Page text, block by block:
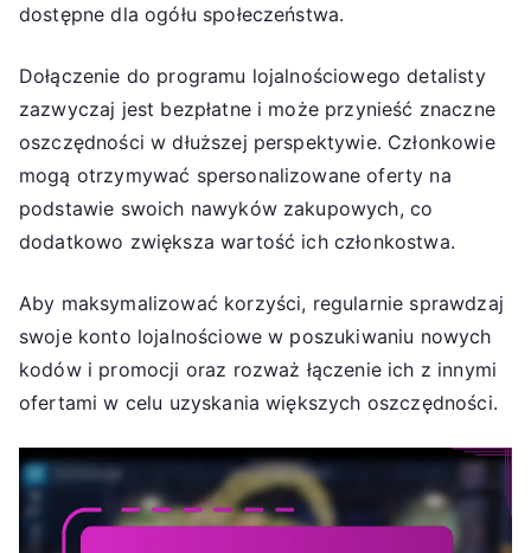
dostępne dla ogółu społeczeństwa.
Dołączenie do programu lojalnościowego detalisty
zazwyczaj jest bezpłatne i może przynieść znaczne
oszczędności w dłuższej perspektywie. Członkowie
mogą otrzymywać spersonalizowane oferty na
podstawie swoich nawyków zakupowych, co
dodatkowo zwiększa wartość ich członkostwa.
Aby maksymalizować korzyści, regularnie sprawdzaj
swoje konto lojalnościowe w poszukiwaniu nowych
kodów i promocji oraz rozważ łączenie ich z innymi
ofertami w celu uzyskania większych oszczędności.